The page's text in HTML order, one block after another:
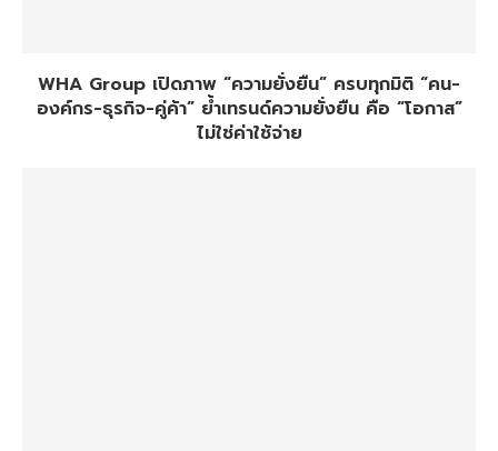
WHA Group เปิดภาพ “ความยั่งยืน” ครบทุกมิติ “คน-
องค์กร-ธุรกิจ-คู่ค้า” ย้ำเทรนด์ความยั่งยืน คือ “โอกาส”
ไม่ใช่ค่าใช้จ่าย